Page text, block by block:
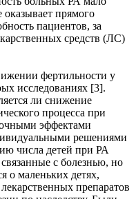
оказывает прямого
пациентов, за
средств (ЛС)
фертильности у
исследованиях [3].
ли снижение
процесса при
эффектами
решениями
числа детей при РА
с болезнью, но
о маленьких детях,
препаратов